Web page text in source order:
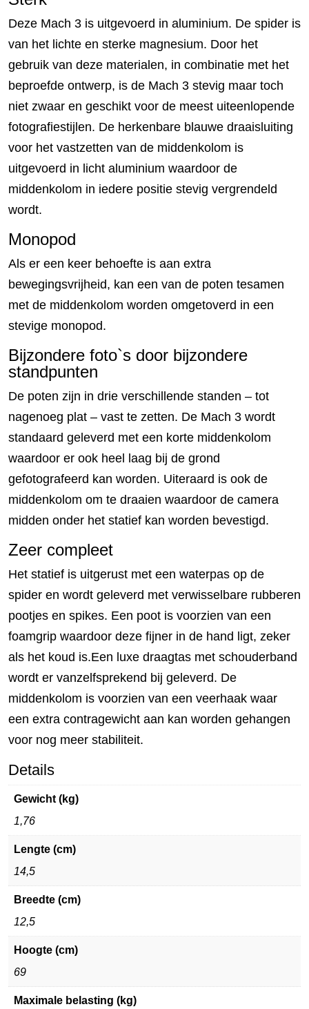
Deze Mach 3 is uitgevoerd in aluminium. De spider is
van het lichte en sterke magnesium. Door het
gebruik van deze materialen, in combinatie met het
beproefde ontwerp, is de Mach 3 stevig maar toch
niet zwaar en geschikt voor de meest uiteenlopende
fotografiestijlen. De herkenbare blauwe draaisluiting
voor het vastzetten van de middenkolom is
uitgevoerd in licht aluminium waardoor de
middenkolom in iedere positie stevig vergrendeld
wordt.
Monopod
Als er een keer behoefte is aan extra
bewegingsvrijheid, kan een van de poten tesamen
met de middenkolom worden omgetoverd in een
stevige monopod.
Bijzondere foto`s door bijzondere
standpunten
De poten zijn in drie verschillende standen – tot
nagenoeg plat – vast te zetten. De Mach 3 wordt
standaard geleverd met een korte middenkolom
waardoor er ook heel laag bij de grond
gefotografeerd kan worden. Uiteraard is ook de
middenkolom om te draaien waardoor de camera
midden onder het statief kan worden bevestigd.
Zeer compleet
Het statief is uitgerust met een waterpas op de
spider en wordt geleverd met verwisselbare rubberen
pootjes en spikes. Een poot is voorzien van een
foamgrip waardoor deze fijner in de hand ligt, zeker
als het koud is.Een luxe draagtas met schouderband
wordt er vanzelfsprekend bij geleverd. De
middenkolom is voorzien van een veerhaak waar
een extra contragewicht aan kan worden gehangen
voor nog meer stabiliteit.
Details
Gewicht (kg)
1,76
Lengte (cm)
14,5
Breedte (cm)
12,5
Hoogte (cm)
69
Maximale belasting (kg)